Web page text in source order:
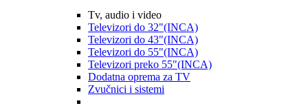
Tv, audio i video
Televizori do 32"(INCA)
Televizori do 43"(INCA)
Televizori do 55"(INCA)
Televizori preko 55"(INCA)
Dodatna oprema za TV
Zvučnici i sistemi